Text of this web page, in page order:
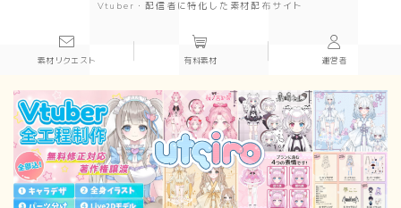
Vtuber・配信者に特化した素材配布サイト
beautiful
Japanese style
simple
素材リクエスト 有料素材 運営者